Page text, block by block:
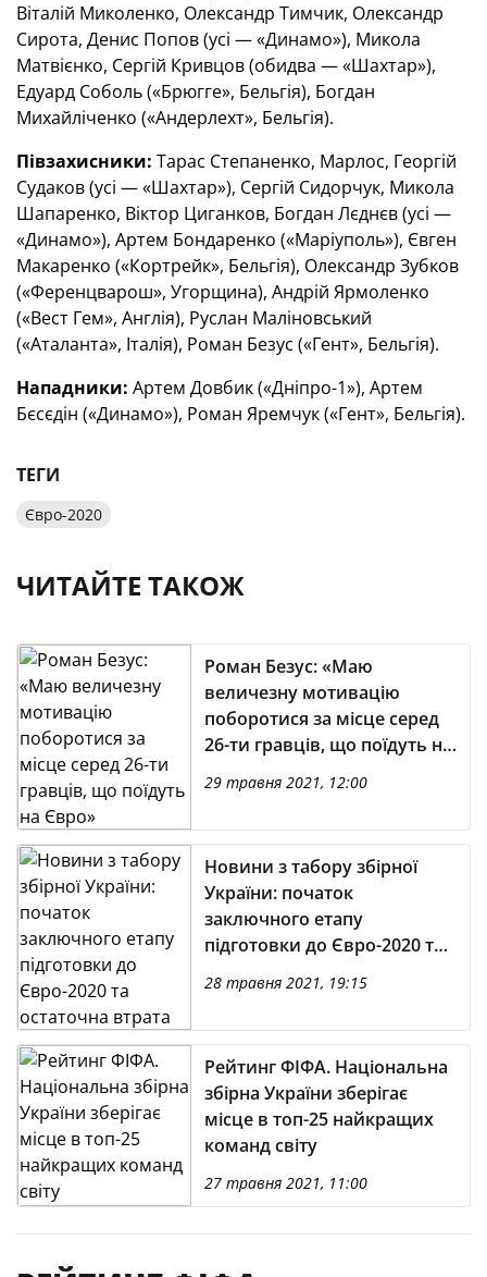
Віталій Миколенко, Олександр Тимчик, Олександр
Сирота, Денис Попов (усі — «Динамо»), Микола
Матвієнко, Сергій Кривцов (обидва — «Шахтар»),
Едуард Соболь («Брюгге», Бельгія), Богдан
Михайліченко («Андерлехт», Бельгія).
Півзахисники: Тарас Степаненко, Марлос, Георгій
Судаков (усі — «Шахтар»), Сергій Сидорчук, Микола
Шапаренко, Віктор Циганков, Богдан Лєднєв (усі —
«Динамо»), Артем Бондаренко («Маріуполь»), Євген
Макаренко («Кортрейк», Бельгія), Олександр Зубков
(«Ференцварош», Угорщина), Андрій Ярмоленко
(«Вест Гем», Англія), Руслан Маліновський
(«Аталанта», Італія), Роман Безус («Гент», Бельгія).
Нападники: Артем Довбик («Дніпро-1»), Артем
Бєсєдін («Динамо»), Роман Яремчук («Гент», Бельгія).
ТЕГИ
Євро-2020
ЧИТАЙТЕ ТАКОЖ
Роман Безус: «Маю
величезну мотивацію
поборотися за місце серед
26-ти гравців, що поїдуть на
29 травня 2021, 12:00
Новини з табору збірної
України: початок
заключного етапу
підготовки до Євро-2020 та
Коноплянки
28 травня 2021, 19:15
Рейтинг ФІФА. Національна
збірна України зберігає
місце в топ-25 найкращих
команд світу
27 травня 2021, 11:00